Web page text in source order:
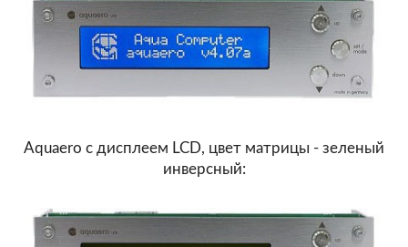
Aquaero с дисплеем LCD, цвет матрицы - зеленый
инверсный: